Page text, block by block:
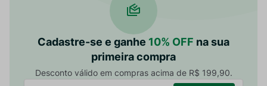
Cadastre-se e ganhe 10% OFF na sua
primeira compra
Desconto válido em compras acima de R$ 199,90.